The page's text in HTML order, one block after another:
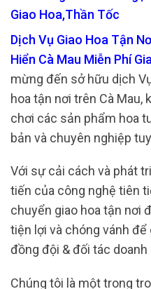
Giao Hoa,Thần Tốc
Dịch Vụ Giao Hoa Tận
Hiển Cà Mau Miễn Phí
mừng đến sở hữu dịch
hoa tận nơi trên Cà
chơi các sản phẩm hoa
bản và chuyên nghiệp
Với sự cải cách và phát
tiến của công nghệ tiên
chuyển giao hoa tận nơi
tiện lợi và chóng vánh
đồng đội & đối tác
Chúng tôi là một trong